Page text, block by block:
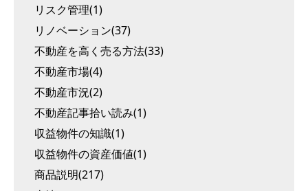
リスク管理(1)
リノベーション(37)
不動産を高く売る方法(33)
不動産市場(4)
不動産市況(2)
不動産記事拾い読み(1)
収益物件の知識(1)
収益物件の資産価値(1)
商品説明(217)